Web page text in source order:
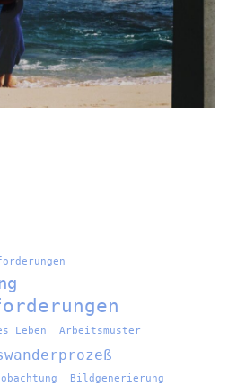
Leben Arbeitsmuster
Bildgenerierung